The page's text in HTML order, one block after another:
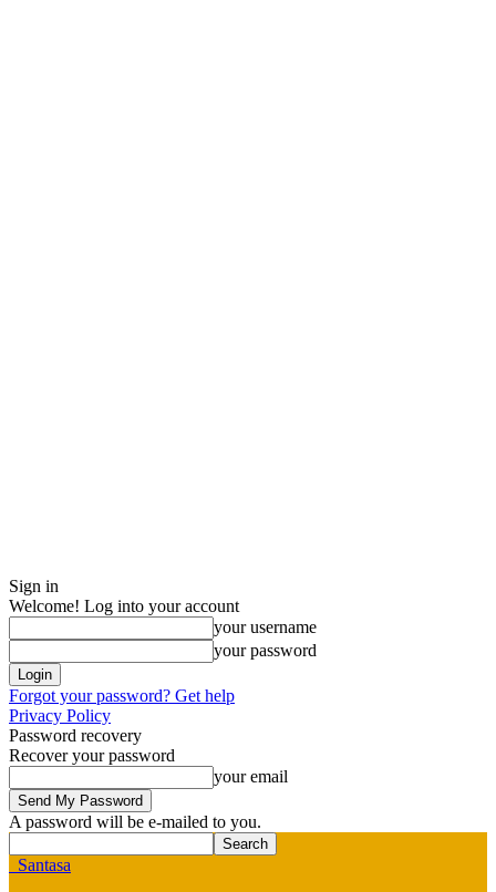
Sign in
Welcome! Log into your account
your username
your password
Forgot your password? Get help
Privacy Policy
Password recovery
Recover your password
your email
A password will be e-mailed to you.
Santasa